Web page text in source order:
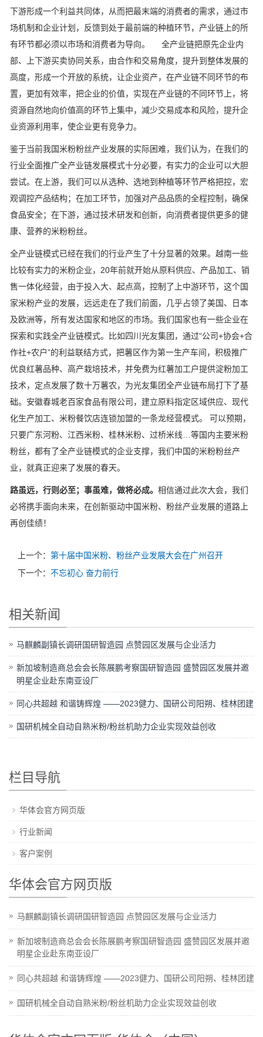
下游形成一个利益共同体，从而把最末端的消费者的需求，通过市
场机制和企业计划，反馈到处于最前端的种植环节，产业链上的所
有环节都必须以市场和消费者为导向。 全产业链把原先企业内
部、上下游买卖协同关系，由合作和交易角度，提升到整体发展的
高度，形成一个开放的系统，让企业资产，在产业链不同环节的布
置，更加有效率，把企业的价值，实现在产业链的不同环节上，将
资源自然地向价值高的环节上集中，减少交易成本和风险，提升企
业资源利用率，使企业更有竞争力。
鉴于当前我国米粉粉丝产业发展的实际困难，我们认为，在我们的
行业全面推广全产业链发展模式十分必要，有实力的企业可以大胆
尝试。在上游，我们可以从选种、选地到种植等环节严格把控，宏
观调控产品结构；在加工环节，加强对产品品质的全程控制，确保
食品安全；在下游，通过技术研发和创新，向消费者提供更多的健
康、营养的米粉粉丝。
全产业链模式已经在我们的行业产生了十分显著的效果。越南一些
比较有实力的米粉企业，20年前就开始从原料供应、产品加工、销
售一体化经营，由于投入大、起点高，控制了上中游环节，这个国
家米粉产业的发展，远远走在了我们前面，几乎占领了美国、日本
及欧洲等，所有发达国家和地区的市场。我们国家也有一些企业在
探索和实践全产业链模式。比如四川光友集团，通过“公司+协会+合
作社+农户”的利益联结方式，把薯区作为第一生产车间，积极推广
优良红薯品种、高产栽培技术，并免费为红薯加工户提供淀粉加工
技术，定点发展了数十万薯农，为光友集团全产业链布局打下了基
础。安徽春城老百家食品有限公司，建立原料指定区域供应、现代
化生产加工、米粉餐饮店连锁加盟的一条龙经营模式。 可以预期，
只要广东河粉、江西米粉、桂林米粉、过桥米线…等国内主要米粉
粉丝，都有了全产业链模式的企业支撑，我们中国的米粉粉丝产
业，就真正迎来了发展的春天。
路虽远，行则必至；事虽难，做将必成。 相信通过此次大会，我们
必将携手面向未来，在创新驱动中国米粉、粉丝产业发展的道路上
再创佳绩！
上一个： 第十届中国米粉、粉丝产业发展大会在广州召开
下一个： 不忘初心 奋力前行
相关新闻
马麒麟副镇长调研国研智造园 点赞园区发展与企业活力
新加坡制造商总会会长陈展鹏考察国研智造园 盛赞园区发展并邀
明星企业赴东南亚设厂
同心共超越 和谐铸辉煌 ——2023健力、国研公司阳朔、桂林团建
国研机械全自动自熟米粉/粉丝机助力企业实现效益创收
栏目导航
华体会官方网页版
行业新闻
客户案例
华体会官方网页版
马麒麟副镇长调研国研智造园 点赞园区发展与企业活力
新加坡制造商总会会长陈展鹏考察国研智造园 盛赞园区发展并邀
明星企业赴东南亚设厂
同心共超越 和谐铸辉煌 ——2023健力、国研公司阳朔、桂林团建
国研机械全自动自熟米粉/粉丝机助力企业实现效益创收